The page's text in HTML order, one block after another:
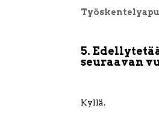
5.
seuraavan
Kyllä.